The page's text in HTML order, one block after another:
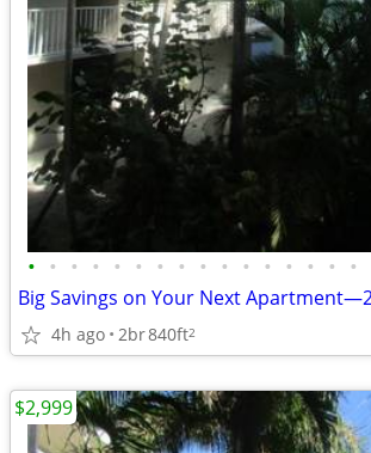
• • • • • • • • • • • • • • • •
4h ago 2br840ft2
$2,999